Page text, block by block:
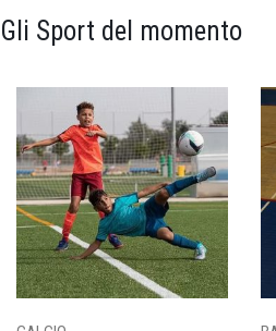
Gli Sport del momento